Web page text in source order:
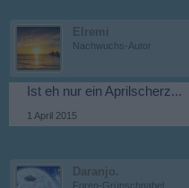
Elremi
Nachwuchs-Autor
Ist eh nur ein Aprilscherz...
1 April 2015
Daranjo.
Foren-Grünschnabel